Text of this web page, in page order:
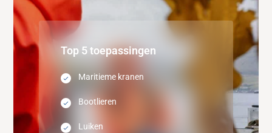
Top 5 toepassingen
Maritieme kranen
Bootlieren
Luiken